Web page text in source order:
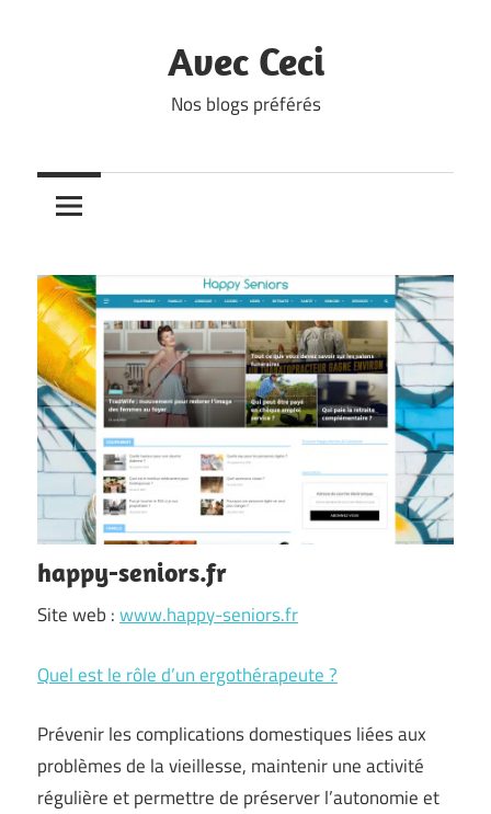
Avec Ceci
Nos blogs préférés
happy-seniors.fr
Site web :www.happy-seniors.fr
Quel est le rôle d’un ergothérapeute ?
Prévenir les complications domestiques liées aux
problèmes de la vieillesse, maintenir une activité
régulière et permettre de préserver l’autonomie et